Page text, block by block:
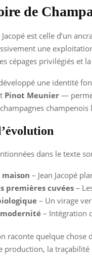
de
est celle d’un
une
cépages privilégiés et
une identité
Pinot Meunier —
champenois
dans le texte
maison – Jean Jacopé
premières cuvées–
– Un virage
– Intégration
raconte quelque chose
production, la traçabilité